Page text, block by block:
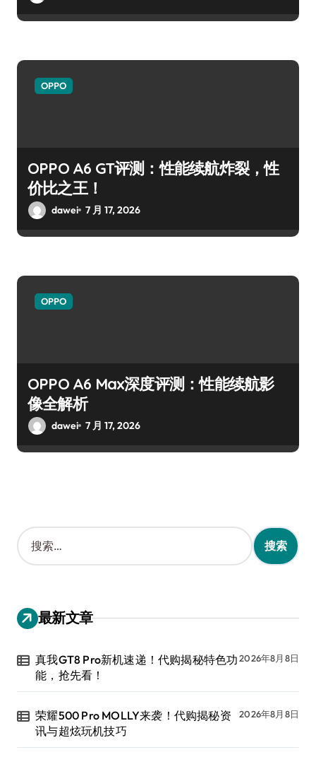
OPPO
OPPO A6 GT评测：性能续航炸裂，性
价比之王！
dawei 7 月 17, 2026
OPPO
OPPO A6 Max深度评测：性能续航影
像全解析
dawei 7 月 17, 2026
搜
索
：
最新文章
真我GT8 Pro新机速递！代购揭秘特色功
能，抢先看！
2026年8月8日
荣耀500 Pro MOLLY来袭！代购揭秘资
讯与超炫玩机技巧
2026年8月8日